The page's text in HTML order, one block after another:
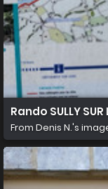
Rando SULLY
From Denis N.'s